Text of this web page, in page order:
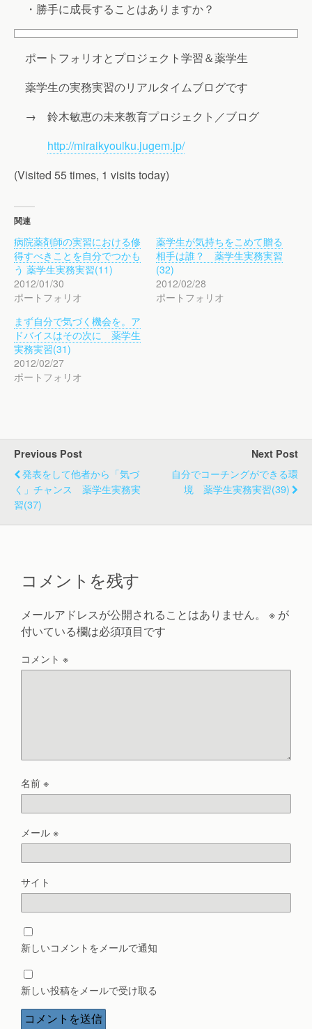
・勝手に成長することはありますか？
ポートフォリオとプロジェクト学習＆薬学生
薬学生の実務実習のリアルタイムブログです
→ 鈴木敏恵の未来教育プロジェクト／ブログ
http://miraikyouiku.jugem.jp/
(Visited 55 times, 1 visits today)
関連
病院薬剤師の実習における修
得すべきことを自分でつかも
う 薬学生実務実習(11)
2012/01/30
ポートフォリオ
薬学生が気持ちをこめて贈る
相手は誰？ 薬学生実務実習
(32)
2012/02/28
ポートフォリオ
まず自分で気づく機会を。ア
ドバイスはその次に 薬学生
実務実習(31)
2012/02/27
ポートフォリオ
Previous Post
発表をして他者から「気づ
く」チャンス 薬学生実務実
習(37)
Next Post
自分でコーチングができる環
境 薬学生実務実習(39)
コメントを残す
メールアドレスが公開されることはありません。 ※ が
付いている欄は必須項目です
コメント ※
名前※
メール※
サイト
新しいコメントをメールで通知
新しい投稿をメールで受け取る